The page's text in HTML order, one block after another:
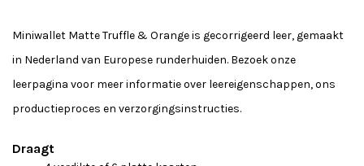
Miniwallet Matte Truffle & Orange is gecorrigeerd leer, gemaakt
in Nederland van Europese runderhuiden. Bezoek onze
leerpagina voor meer informatie over leereigenschappen, ons
productieproces en verzorgingsinstructies.
Draagt